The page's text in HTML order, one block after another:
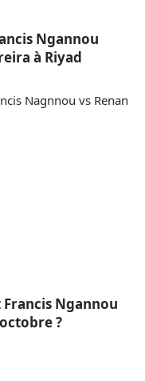
Ngannou
à Riyad
Ngannou
?